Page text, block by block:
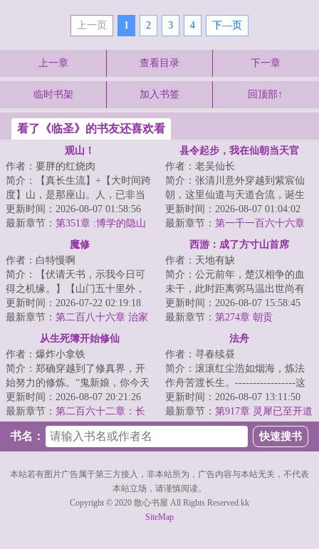
上一页 1 2 3 4 下—页
上一章 查看目录 下一章
临时书架 加入书签 回顶部↑
看了《临圣》的书友还喜欢看
观山！
作者：要胖的红烧肉
简介：【真长生流】+【大时间跨
度】山，是那座山。人，已非当
年的人。许然获得【长生道
果】，自此踏上一...
更新时间：2026-08-07 01:58:56
最新章节： 第351章 :博学的隐山
老祖（5000字）
县令起步，我在仙朝当天官
作者：老吴仙长
简介：张清川意外穿越到紫宸仙
朝，这里仙道与天道合流，诞生
仙朝天官，执天道权柄、代天道
牧羊，为仙道共...
更新时间：2026-08-07 01:04:02
最新章节： 第一千一百六十六章
诛魔仙傀显威！
魔修
作者：白特慢啊
简介：【伏请天书，示我今日可
得之机缘。】【山门五十里外，
碧水寒潭，有灵鱼一尾，可捕
之。】【伏请天书...
更新时间：2026-07-22 02:19:18
最新章节： 第二百八十六章 治家
西游：成了方寸山首席
作者：天地有缺
简介：公元前年，楚汉相争的血
未干，此时距离弼马温出世尚有
两百年，距西游八百年，纪成带
着宿慧而来，成...
更新时间：2026-08-07 15:58:45
最新章节： 第274章 朝贡
从生死簿开始修仙
作者：爆炸小拿铁
简介：郑确穿越到了修真界，开
始努力的修炼。“鬼新娘，你今天
怎么什么都没做？”“灵石矿脉挖了
吗？”“...
更新时间：2026-08-07 20:21:26
最新章节： 第二百六十二章：长
福镇。（第二更！）
法舟
作者：寻春续昼
简介：滚滚红尘浩如烟海，炼法
作舟苦渡长生。-----------------这
是一个柳洞清误入魔门，见鬼蜮
森然，见...
更新时间：2026-08-07 13:11:50
最新章节： 第917章 灵犀已至开道
室（二合一）
书名：
本站若有图片广告属于第三方接入，非本站所为，广告内容与本站无关，不代表
本站立场，请谨慎阅读。
Copyright © 2020 散心书屋 All Rights Reserved.kk
SiteMap